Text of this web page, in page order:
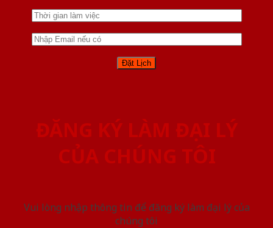
ĐĂNG KÝ LÀM ĐẠI LÝ
CỦA CHÚNG TÔI
Vui lòng nhập thông tin để đăng ký làm đại lý của
chúng tôi